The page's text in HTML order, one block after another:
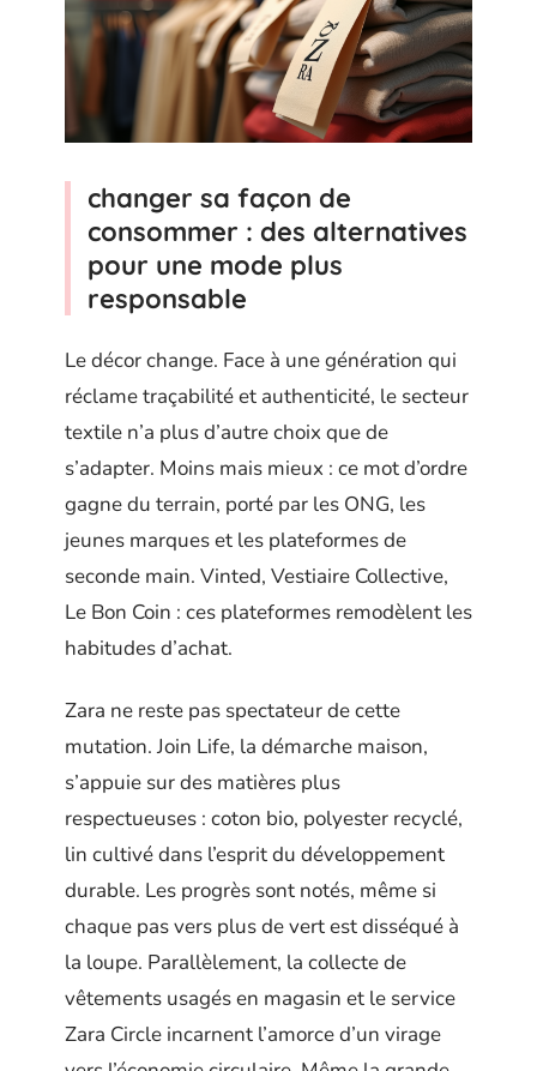
changer sa façon de
consommer : des alternatives
pour une mode plus
responsable
Le décor change. Face à une génération qui
réclame traçabilité et authenticité, le secteur
textile n’a plus d’autre choix que de
s’adapter. Moins mais mieux : ce mot d’ordre
gagne du terrain, porté par les ONG, les
jeunes marques et les plateformes de
seconde main. Vinted, Vestiaire Collective,
Le Bon Coin : ces plateformes remodèlent les
habitudes d’achat.
Zara ne reste pas spectateur de cette
mutation. Join Life, la démarche maison,
s’appuie sur des matières plus
respectueuses : coton bio, polyester recyclé,
lin cultivé dans l’esprit du développement
durable. Les progrès sont notés, même si
chaque pas vers plus de vert est disséqué à
la loupe. Parallèlement, la collecte de
vêtements usagés en magasin et le service
Zara Circle incarnent l’amorce d’un virage